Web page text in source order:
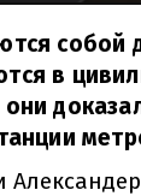
собой
в